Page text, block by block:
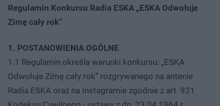
Regulamin Konkursu Radia ESKA „ESKA Odwołuje
Zimę cały rok”
1. POSTANOWIENIA OGÓLNE
1.1 Regulamin określa warunki konkursu: „ESKA
Odwołuje Zimę cały rok” rozgrywanego na antenie
Radia ESKA oraz na Instagramie zgodnie z art. 921